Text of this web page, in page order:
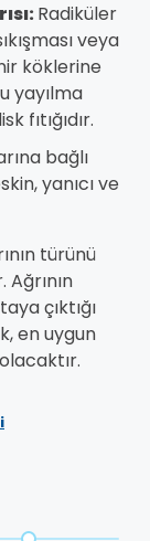
Radiküler
veya
köklerine
yayılma
fıtığıdır.
bağlı
yanıcı ve
türünü
çıktığı
en uygun